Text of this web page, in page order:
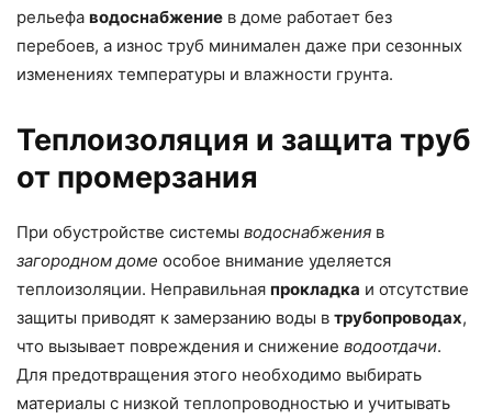
рельефа водоснабжение в доме работает без
перебоев, а износ труб минимален даже при сезонных
изменениях температуры и влажности грунта.
Теплоизоляция и защита труб
от промерзания
При обустройстве системы водоснабжения в
загородном доме особое внимание уделяется
теплоизоляции. Неправильная прокладка и отсутствие
защиты приводят к замерзанию воды в трубопроводах,
что вызывает повреждения и снижение водоотдачи.
Для предотвращения этого необходимо выбирать
материалы с низкой теплопроводностью и учитывать